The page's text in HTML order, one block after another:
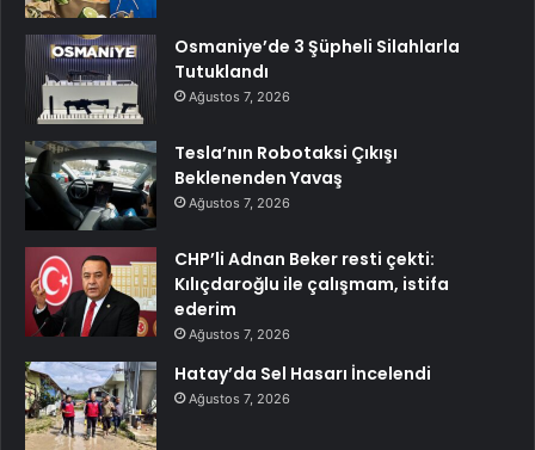
Osmaniye’de 3 Şüpheli Silahlarla
Tutuklandı
Ağustos 7, 2026
Tesla’nın Robotaksi Çıkışı
Beklenenden Yavaş
Ağustos 7, 2026
CHP’li Adnan Beker resti çekti:
Kılıçdaroğlu ile çalışmam, istifa
ederim
Ağustos 7, 2026
Hatay’da Sel Hasarı İncelendi
Ağustos 7, 2026